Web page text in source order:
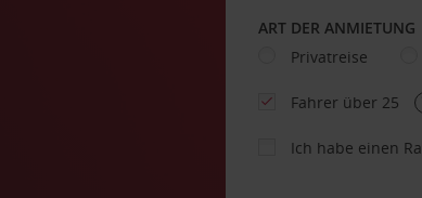
ART DER ANMIETUNG
Privatreise
Fahrer über 25
Ich habe einen